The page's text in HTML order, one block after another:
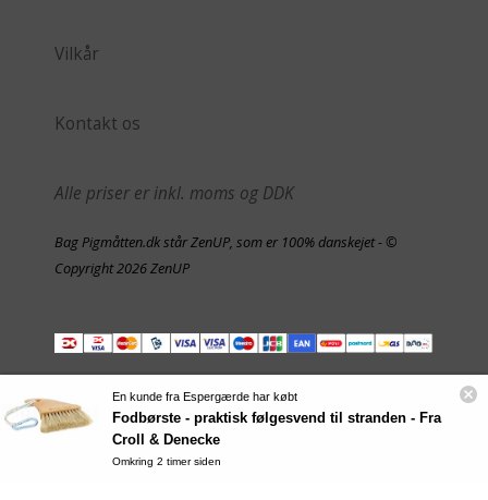
Vilkår
Kontakt os
Alle priser er inkl. moms og DDK
Bag Pigmåtten.dk står ZenUP, som er 100% danskejet - ©
Copyright 2026 ZenUP
En kunde fra Espergærde har købt
Fodbørste - praktisk følgesvend til stranden - Fra
Croll & Denecke
Omkring 2 timer siden